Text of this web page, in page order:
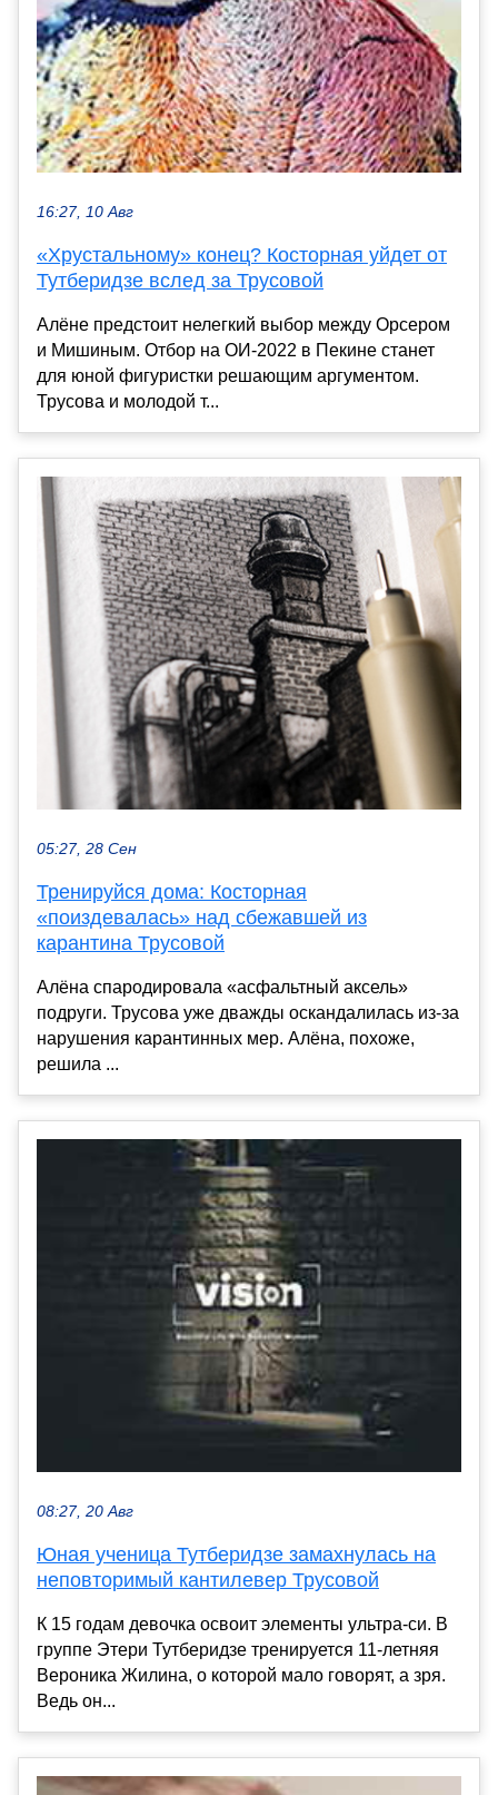
16:27, 10 Авг
«Хрустальному» конец? Косторная уйдет от
Тутберидзе вслед за Трусовой
Алёне предстоит нелегкий выбор между Орсером
и Мишиным. Отбор на ОИ-2022 в Пекине станет
для юной фигуристки решающим аргументом.
Трусова и молодой т...
05:27, 28 Сен
Тренируйся дома: Косторная
«поиздевалась» над сбежавшей из
карантина Трусовой
Алёна спародировала «асфальтный аксель»
подруги. Трусова уже дважды оскандалилась из-за
нарушения карантинных мер. Алёна, похоже,
решила ...
08:27, 20 Авг
Юная ученица Тутберидзе замахнулась на
неповторимый кантилевер Трусовой
К 15 годам девочка освоит элементы ультра-си. В
группе Этери Тутберидзе тренируется 11-летняя
Вероника Жилина, о которой мало говорят, а зря.
Ведь он...